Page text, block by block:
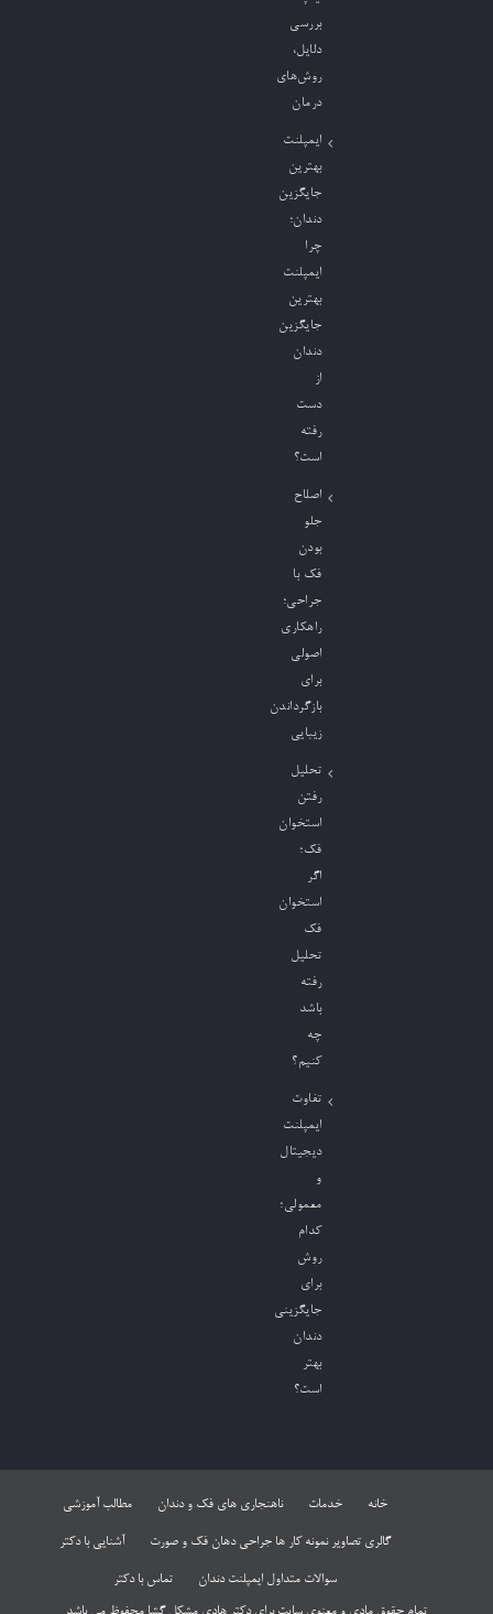
بررسی
دلایل،
روش‌های
درمان
ایمپلنت
بهترین
جایگزین
دندان؛
چرا
ایمپلنت
بهترین
جایگزین
دندان
از
دست
رفته
است؟
اصلاح
جلو
بودن
فک با
جراحی؛
راهکاری
اصولی
برای
بازگرداندن
زیبایی
تحلیل
رفتن
استخوان
فک؛
اگر
استخوان
فک
تحلیل
رفته
باشد
چه
کنیم؟
تفاوت
ایمپلنت
دیجیتال
و
معمولی؛
کدام
روش
برای
جایگزینی
دندان
بهتر
است؟
خانه خدمات ناهنجاری های فک و دندان مطالب آموزشی
گالری تصاویر نمونه کار ها جراحی دهان فک و صورت آشنایی با دکتر
سوالات متداول ایمپلنت دندان تماس با دکتر